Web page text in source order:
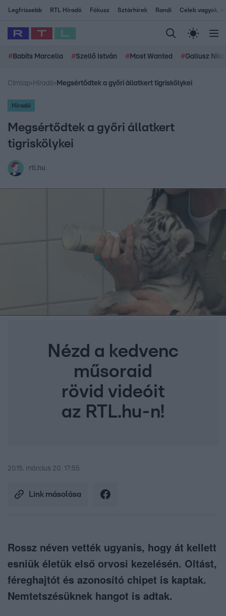
Legfrissebb RTL Híradó Fókusz Sztárhírek Randi Celeb vagyok,
# Babits Marcella #Szellő István # Most Wanted #Gallusz
Címlap› Híradó› Megsértődtek a győri állatkert tigriskölykei
Híradó
Megsértődtek a győri állatkert
tigriskölykei
rtl.hu
Nézd a kedvenc
műsoraid
rövid videóit
az RTL.hu-n!
2015. március 20. 17:55
Link másolása
Rossz néven vették ugyanis, hogy át kellett
esniük életük első orvosi kezelésén. Oltást,
féreghajtót és azonosító chipet is kaptak.
Nemtetszésüknek hangot is adtak.